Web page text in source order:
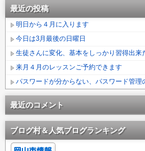
最近の投稿
明日から４月に入ります
今日は3月最後の日曜日
生徒さんに変化、基本をしっかり習得出来
来月４月のレッスンご予約できます
パスワードが分からない、パスワード管理
最近のコメント
ブログ村＆人気ブログランキング